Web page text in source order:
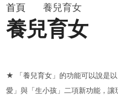
導
航
結
首頁 養兒育女
養兒育女
★ 「養兒育女」的功能可以說是
愛」與「生小孩」二項新功能，讓